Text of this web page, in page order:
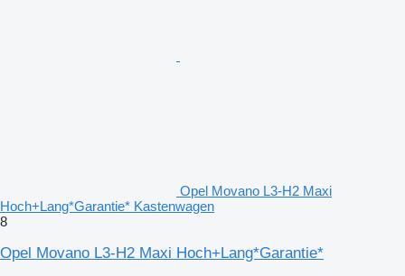
Opel Movano L3-H2 Maxi
Hoch+Lang*Garantie* Kastenwagen
8
Opel Movano L3-H2 Maxi Hoch+Lang*Garantie*